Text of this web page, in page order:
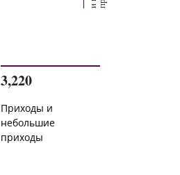
3,220
Приходы и
небольшие
приходы